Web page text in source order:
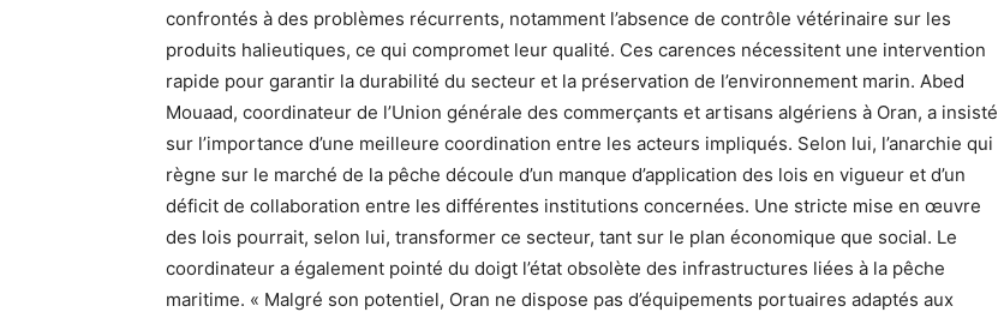
confrontés à des problèmes récurrents, notamment l’absence de contrôle vétérinaire sur les
produits halieutiques, ce qui compromet leur qualité. Ces carences nécessitent une intervention
rapide pour garantir la durabilité du secteur et la préservation de l’environnement marin. Abed
Mouaad, coordinateur de l’Union générale des commerçants et artisans algériens à Oran, a insisté
sur l’importance d’une meilleure coordination entre les acteurs impliqués. Selon lui, l’anarchie qui
règne sur le marché de la pêche découle d’un manque d’application des lois en vigueur et d’un
déficit de collaboration entre les différentes institutions concernées. Une stricte mise en œuvre
des lois pourrait, selon lui, transformer ce secteur, tant sur le plan économique que social. Le
coordinateur a également pointé du doigt l’état obsolète des infrastructures liées à la pêche
maritime. « Malgré son potentiel, Oran ne dispose pas d’équipements portuaires adaptés aux